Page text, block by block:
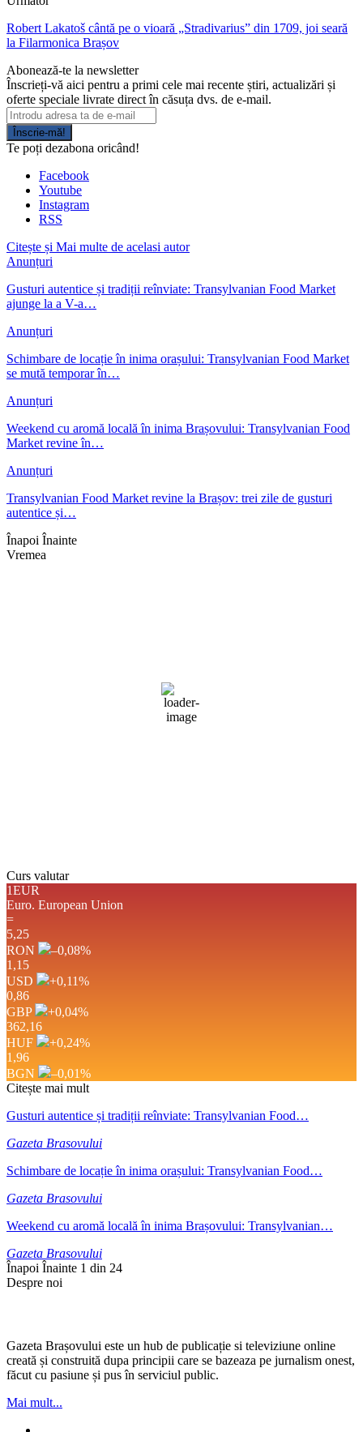
Robert Lakatoš cântă pe o vioară „Stradivarius” din 1709, joi seară
la Filarmonica Brașov
Abonează-te la newsletter
Înscrieți-vă aici pentru a primi cele mai recente știri, actualizări și
oferte speciale livrate direct în căsuța dvs. de e-mail.
Înscrie-mă!
Te poți dezabona oricând!
Facebook
Youtube
Instagram
RSS
Citește și Mai multe de acelasi autor
Anunțuri
Gusturi autentice și tradiții reînviate: Transylvanian Food Market
ajunge la a V-a…
Anunțuri
Schimbare de locație în inima orașului: Transylvanian Food Market
se mută temporar în…
Anunțuri
Weekend cu aromă locală în inima Brașovului: Transylvanian Food
Market revine în…
Anunțuri
Transylvanian Food Market revine la Brașov: trei zile de gusturi
autentice și…
Înapoi Înainte
Vremea
Curs valutar
1EUR
Euro. European Union
=
5,25
RON
–0,08%
1,15
USD
+0,11%
0,86
GBP
+0,04%
362,16
HUF
+0,24%
1,96
BGN
–0,01%
Citește mai mult
Gusturi autentice și tradiții reînviate: Transylvanian Food…
Gazeta Brasovului
Schimbare de locație în inima orașului: Transylvanian Food…
Gazeta Brasovului
Weekend cu aromă locală în inima Brașovului: Transylvanian…
Gazeta Brasovului
Înapoi Înainte 1 din 24
Despre noi
Gazeta Brașovului este un hub de publicație si televiziune online
creată și construită dupa principii care se bazeaza pe jurnalism onest,
făcut cu pasiune și pus în serviciul public.
Mai mult...